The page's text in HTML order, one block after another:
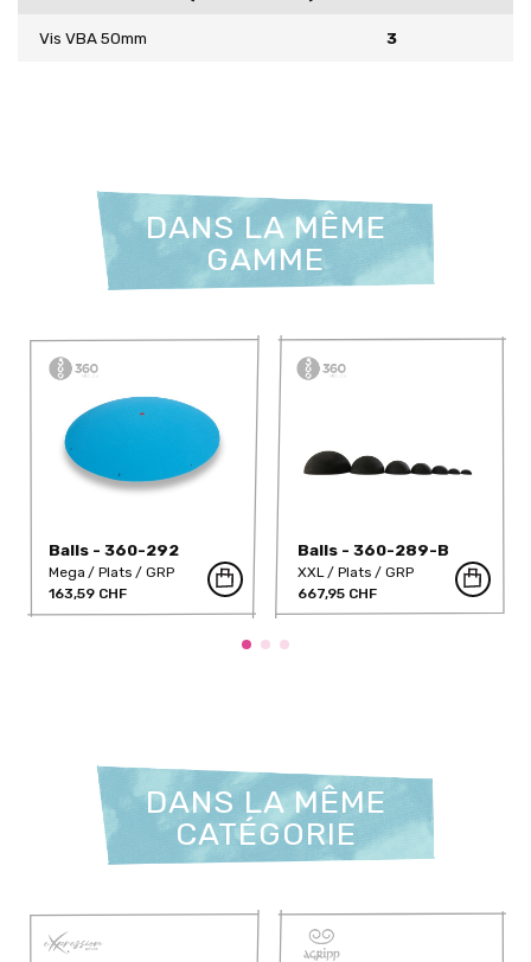
Vis VBA 50mm 3
DANS LA MÊME
GAMME
Balls - 360-292
Mega Plats
GRP
163,59 CHF
Balls - 360-289-B
XXL Plats
GRP
667,95 CHF
DANS LA MÊME
CATÉGORIE